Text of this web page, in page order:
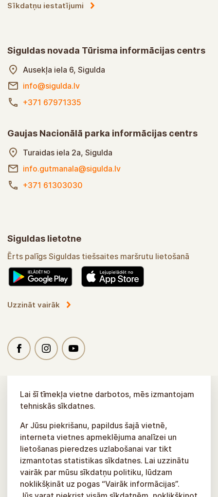
Sīkdatņu iestatījumi
Siguldas novada Tūrisma informācijas centrs
Ausekļa iela 6, Sigulda
info@sigulda.lv
+371 67971335
Gaujas Nacionālā parka informācijas centrs
Turaidas iela 2a, Sigulda
info.gutmanala@sigulda.lv
+371 61303030
Siguldas lietotne
Ērts palīgs Siguldas tiešsaites maršrutu lietošanā
Uzzināt vairāk
Lai šī tīmekļa vietne darbotos, mēs izmantojam
tehniskās sīkdatnes.
Ar Jūsu piekrišanu, papildus šajā vietnē,
interneta vietnes apmeklējuma analīzei un
lietošanas pieredzes uzlabošanai var tikt
izmantotas statistikas sīkdatnes. Lai uzzinātu
vairāk par mūsu sīkdatņu politiku, lūdzam
noklikšķināt uz pogas “Vairāk informācijas”.